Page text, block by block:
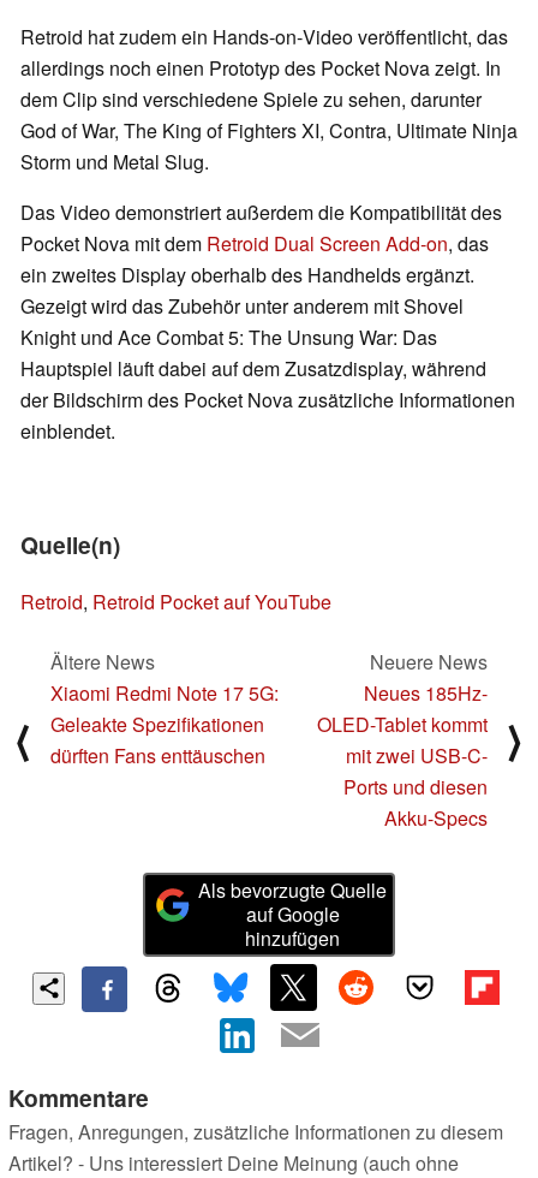
Retroid hat zudem ein Hands‑on‑Video veröffentlicht, das
allerdings noch einen Prototyp des Pocket Nova zeigt. In
dem Clip sind verschiedene Spiele zu sehen, darunter
God of War, The King of Fighters XI, Contra, Ultimate Ninja
Storm und Metal Slug.
Das Video demonstriert außerdem die Kompatibilität des
Pocket Nova mit dem Retroid Dual Screen Add‑on, das
ein zweites Display oberhalb des Handhelds ergänzt.
Gezeigt wird das Zubehör unter anderem mit Shovel
Knight und Ace Combat 5: The Unsung War: Das
Hauptspiel läuft dabei auf dem Zusatzdisplay, während
der Bildschirm des Pocket Nova zusätzliche Informationen
einblendet.
Quelle(n)
Retroid, Retroid Pocket auf YouTube
⟨
Ältere News
Xiaomi Redmi Note 17 5G:
Geleakte Spezifikationen
dürften Fans enttäuschen
Neuere News
Neues 185Hz-
OLED-Tablet kommt
mit zwei USB-C-
Ports und diesen
Akku-Specs
⟩
Als bevorzugte Quelle
auf Google
hinzufügen
Kommentare
Fragen, Anregungen, zusätzliche Informationen zu diesem
Artikel? - Uns interessiert Deine Meinung (auch ohne